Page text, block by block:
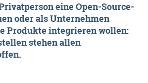
eine Open-Source-
oder als Unternehmen
Produkte integrieren wollen:
stehen allen